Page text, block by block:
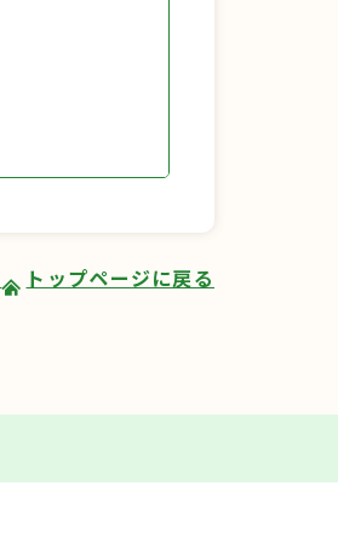
トップページに戻る